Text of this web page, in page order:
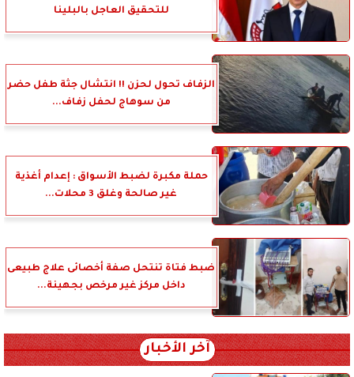
للتحقيق العاجل بالبلينا
الزفاف تحول لحزن !! انتشال جثة طفل حضر
من سوهاج لحفل زفاف...
حملة مكبرة لضبط الأسواق : إعدام أغذية
غير صالحة وغلق 3 محلات...
ضبط فتاة تنتحل صفة أخصائى علاج طبيعى
داخل مركز غير مرخص بجهينة...
آخر الأخبار